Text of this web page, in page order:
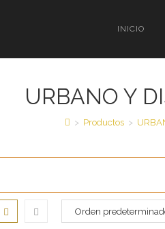
INICIO
URBANO Y
> Productos >